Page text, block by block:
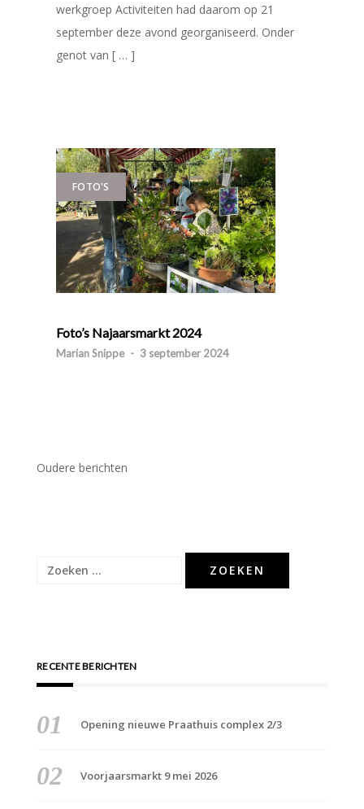
werkgroep Activiteiten had daarom op 21
september deze avond georganiseerd. Onder
genot van [ … ]
FOTO'S
Foto’s Najaarsmarkt 2024
Marian Snippe - 3 september 2024
Berichtennavigatie
Oudere berichten
Zoeken
RECENTE BERICHTEN
Opening nieuwe Praathuis complex 2/3
Voorjaarsmarkt 9 mei 2026